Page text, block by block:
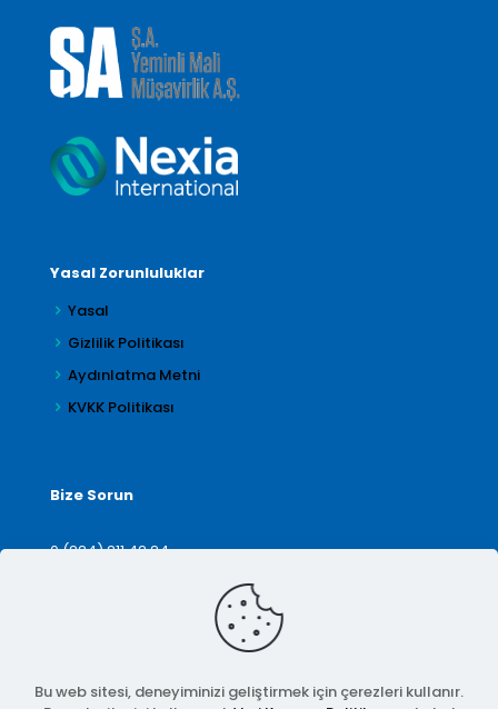
Yasal Zorunluluklar
Yasal
Gizlilik Politikası
Aydınlatma Metni
KVKK Politikası
Bize Sorun
0 (224) 211 42 24
Bu web sitesi, deneyiminizi geliştirmek için çerezleri kullanır.